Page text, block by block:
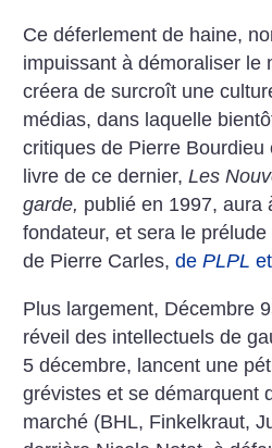
Ce déferlement de haine,
impuissant à démoraliser le
créera de surcroît une
médias, dans laquelle
critiques de Pierre
livre de ce dernier,Les
garde, publié en 1997, aura
fondateur, et sera le
de Pierre Carles,dePLPL
Plus largement, Décembre
réveil des intellectuels de
5 décembre, lancent une
grévistes et se démarquent
marché (BHL, Finkelkraut,